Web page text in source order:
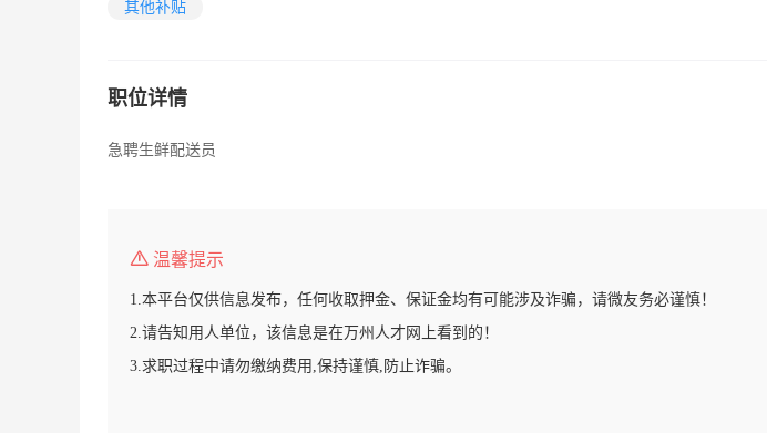
其他补贴
职位详情
急聘生鲜配送员
温馨提示
1.本平台仅供信息发布，任何收取押金、保证金均有可能涉及诈骗，请微友务必谨慎！
2.请告知用人单位，该信息是在万州人才网上看到的！
3.求职过程中请勿缴纳费用,保持谨慎,防止诈骗。